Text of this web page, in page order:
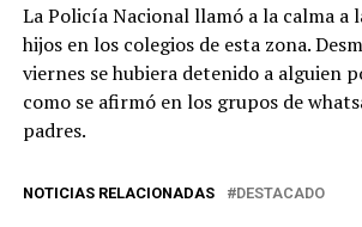
La Policía Nacional llamó a la calma a
hijos en los colegios de esta zona.
viernes se hubiera detenido a alguien
como se afirmó en los grupos de
padres.
NOTICIAS RELACIONADAS DESTACADO